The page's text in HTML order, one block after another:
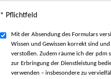
* Pflichtfeld
Mit der Absendung des Formulars
Wissen und Gewissen korrekt sind
verstoßen. Zudem räume ich der pdm
zur Erbringung der Dienstleistung
verwenden – insbesondere zu